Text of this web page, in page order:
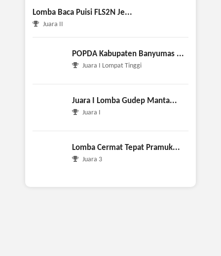
POPDA Kabupaten Banyumas ...
Juara I Lomba Gudep Manta...
Lomba Cermat Tepat Pramuk...